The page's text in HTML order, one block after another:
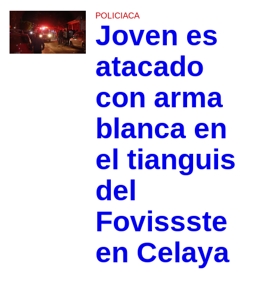
POLICIACA
Joven es
atacado
con arma
blanca en
el tianguis
del
Fovissste
en Celaya